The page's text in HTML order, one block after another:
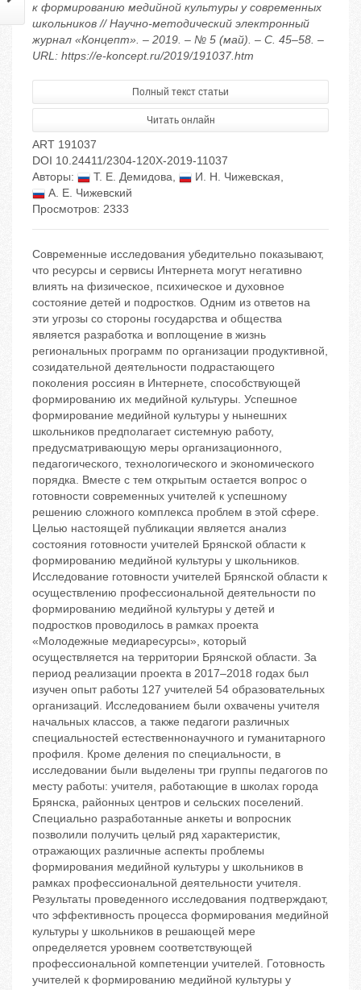
к формированию медийной культуры у современных
школьников // Научно-методический электронный
журнал «Концепт». – 2019. – № 5 (май). – С. 45–58. –
URL: https://e-koncept.ru/2019/191037.htm
Полный текст статьи
Читать онлайн
ART 191037
DOI 10.24411/2304-120X-2019-11037
Авторы:
Т. Е. Демидова, И. Н. Чижевская,
А. Е. Чижевский
Просмотров: 2333
Современные исследования убедительно показывают,
что ресурсы и сервисы Интернета могут негативно
влиять на физическое, психическое и духовное
состояние детей и подростков. Одним из ответов на
эти угрозы со стороны государства и общества
является разработка и воплощение в жизнь
региональных программ по организации продуктивной,
созидательной деятельности подрастающего
поколения россиян в Интернете, способствующей
формированию их медийной культуры. Успешное
формирование медийной культуры у нынешних
школьников предполагает системную работу,
предусматривающую меры организационного,
педагогического, технологического и экономического
порядка. Вместе с тем открытым остается вопрос о
готовности современных учителей к успешному
решению сложного комплекса проблем в этой сфере.
Целью настоящей публикации является анализ
состояния готовности учителей Брянской области к
формированию медийной культуры у школьников.
Исследование готовности учителей Брянской области к
осуществлению профессиональной деятельности по
формированию медийной культуры у детей и
подростков проводилось в рамках проекта
«Молодежные медиаресурсы», который
осуществляется на территории Брянской области. За
период реализации проекта в 2017–2018 годах был
изучен опыт работы 127 учителей 54 образовательных
организаций. Исследованием были охвачены учителя
начальных классов, а также педагоги различных
специальностей естественнонаучного и гуманитарного
профиля. Кроме деления по специальности, в
исследовании были выделены три группы педагогов по
месту работы: учителя, работающие в школах города
Брянска, районных центров и сельских поселений.
Специально разработанные анкеты и вопросник
позволили получить целый ряд характеристик,
отражающих различные аспекты проблемы
формирования медийной культуры у школьников в
рамках профессиональной деятельности учителя.
Результаты проведенного исследования подтверждают,
что эффективность процесса формирования медийной
культуры у школьников в решающей мере
определяется уровнем соответствующей
профессиональной компетенции учителей. Готовность
учителей к формированию медийной культуры у